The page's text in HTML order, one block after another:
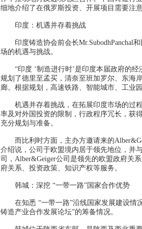
细地介绍了在俄罗斯投资、开展项目需要注
印度：机遇并存着挑战
印度铸造协会前会长Mr.SubodhPanchal和
场的机遇与挑战。
“印度 ‘制造进行时’是印度本届政府的经
规划了德里至孟买，清奈至班加罗尔、东海
廊。根据规划，高速铁路、智能城市、工业
机遇并存着挑战，在拓展印度市场的过程
率及对外国投资的限制，行政程序冗长，获
充分规划与准备。
而比利时方面，主办方邀请来的
介绍说，公司于欧盟境内居于领先地位，并
司，Alber&Geiger公司是领先的欧盟政府关
府关系、投资政策、知识产权等服务。
韩城：深挖 “一带一路”国家合作优势
在知悉 “一带一路”沿线国家发展建设情况
铸造产业合作发展论坛”的筹备情况。